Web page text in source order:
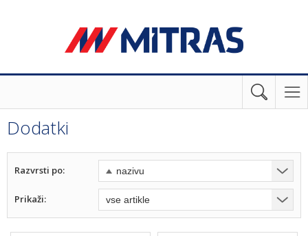
Dodatki
Razvrsti po:
Prikaži: